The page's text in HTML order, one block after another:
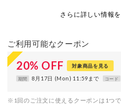
さらに詳しい情報
ご利用可能なクーポン
20% OFF 対象商品を見る
期間 8月17日 (Mon) 11:59まで コード
※1回のご注文に使えるクーポンは1つ